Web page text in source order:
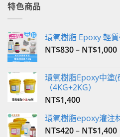
特色商品
環氧樹脂 Epoxy 輕
NT$830– NT$1,000
環氧樹脂Epoxy中塗
（4KG+2KG）
NT$1,400
環氧樹脂epoxy灌注
NT$420– NT$1,400